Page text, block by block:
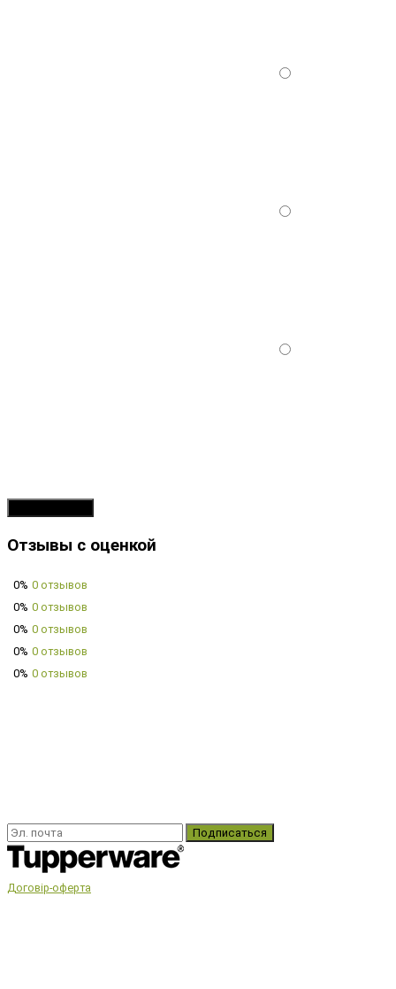
Отзывы с оценкой
0% 0 отзывов
0% 0 отзывов
0% 0 отзывов
0% 0 отзывов
0% 0 отзывов
Подписаться
Договір-оферта